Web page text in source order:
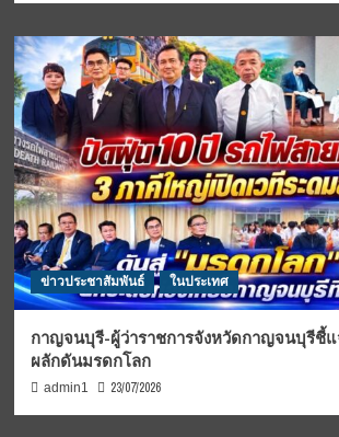
ข่าวประชาสัมพันธ์ ในประเทศ
กาญจนบุรี-ผู้ว่าราชการจังหวัดกาญจนบุรีชี้แ
ผลักดันมรดกโลก
admin1 23/07/2026